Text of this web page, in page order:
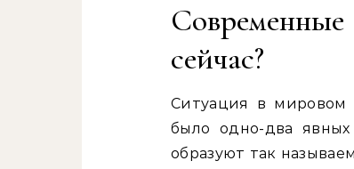
сейчас?
Ситуация в мировом
было одно-два
образуют так